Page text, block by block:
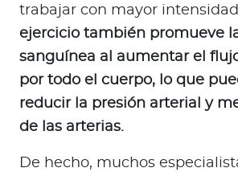
trabajar con mayor
ejercicio también promueve
sanguínea al aumentar el
por todo el cuerpo, lo que
reducir la presión arterial y
de las arterias.
De hecho, muchos